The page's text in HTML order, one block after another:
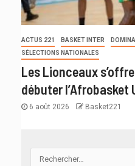
ACTUS 221 BASKET INTER
SÉLECTIONS NATIONALES
Les Lionceaux
débuter l’Afrobasket
6 août 2026 Basket221